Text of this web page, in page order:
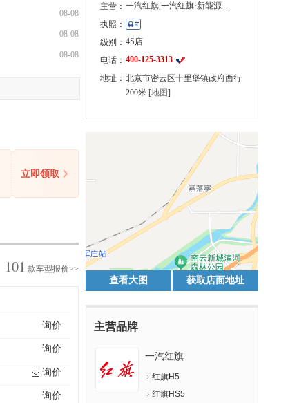
08-08
08-08
08-08
立即领取
101 款车型报价>>
询价
询价
询价
询价
主营： 一汽红旗,一汽红旗·新能源...
执照：
级别： 4S店
电话： 400-125-3313
地址： 北京市密云区十里堡镇政府西行
200米 [地图]
查看大图 获取店面地址
主营品牌
一汽红旗
红旗H5
红旗HS5